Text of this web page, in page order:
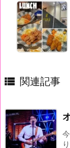
 関連記事